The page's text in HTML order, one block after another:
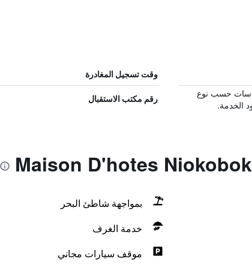
وقت تسجيل المغادرة
حسب نوع
الخدمة.
رقم مكتب الاستقبال
بمواجهة شاطئ البحر
خدمة الغرف
موقف سيارات مجاني